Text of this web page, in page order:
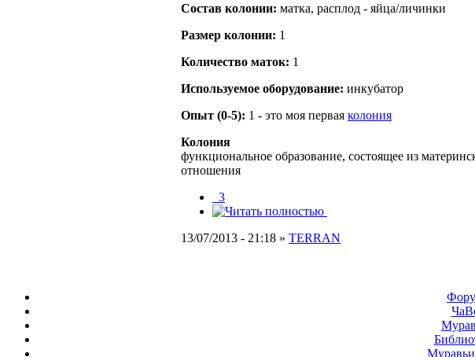
Состав кoлонии: матка, расплод - яйца/личинки
Размер кoлонии: 1
Количество маток: 1
Используемое оборудование: инкубатор
Опыт (0-5): 1 - это моя первая колония
Колония
функциональное образование, состоящее из
отношения
_3
13/07/2013 - 21:18 » TERRAN